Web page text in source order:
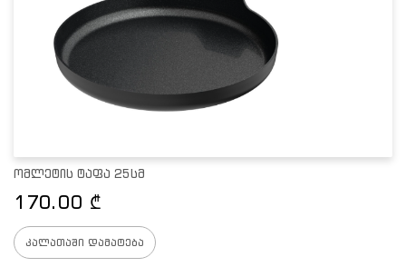
ომლეტის ტაფა 25სმ
170.00 ₾
კალათაში დამატება